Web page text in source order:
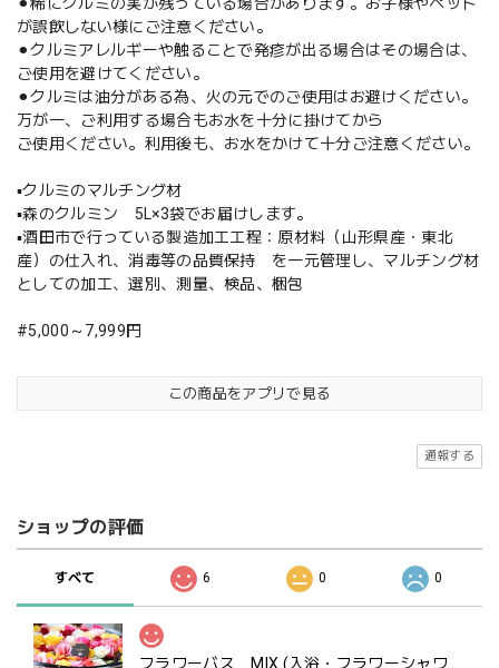
⚫︎稀にクルミの実が残っている場合があります。お子様やペット
が誤飲しない様にご注意ください。
⚫︎クルミアレルギーや触ることで発疹が出る場合はその場合は、
ご使用を避けてください。
⚫︎クルミは油分がある為、火の元でのご使用はお避けください。
万が一、ご利用する場合もお水を十分に掛けてから
ご使用ください。利用後も、お水をかけて十分ご注意ください。
▪️クルミのマルチング材
▪️森のクルミン 5L×3袋でお届けします。
▪️酒田市で行っている製造加工工程：原材料（山形県産・東北
産）の仕入れ、消毒等の品質保持 を一元管理し、マルチング材
としての加工、選別、測量、検品、梱包
#5,000～7,999円
この商品をアプリで見る
通報する
ショップの評価
すべて 6 0 0
フラワーバス MIX (入浴・フラワーシャワー・ポプリ用）ご褒美にどうぞ